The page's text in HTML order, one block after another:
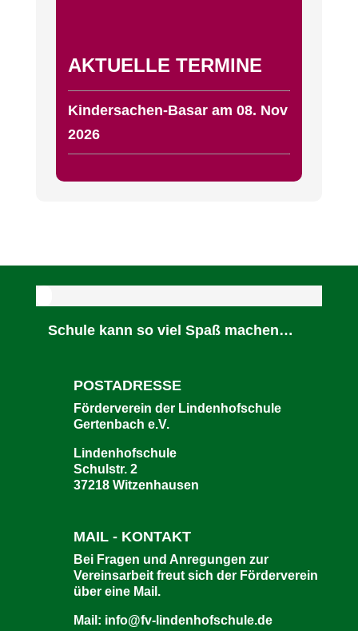
AKTUELLE TERMINE
Kin­der­sa­chen-Basar am 08. Nov
2026
Schule kann so viel Spaß machen…
POSTADRESSE
Förderverein der Lindenhofschule
Gertenbach e.V.
Lindenhofschule
Schulstr. 2
37218 Witzenhausen
MAIL - KONTAKT
Bei Fragen und Anregungen zur
Vereinsarbeit freut sich der Förderverein
über eine Mail.
Mail: info@fv-lindenhofschule.de